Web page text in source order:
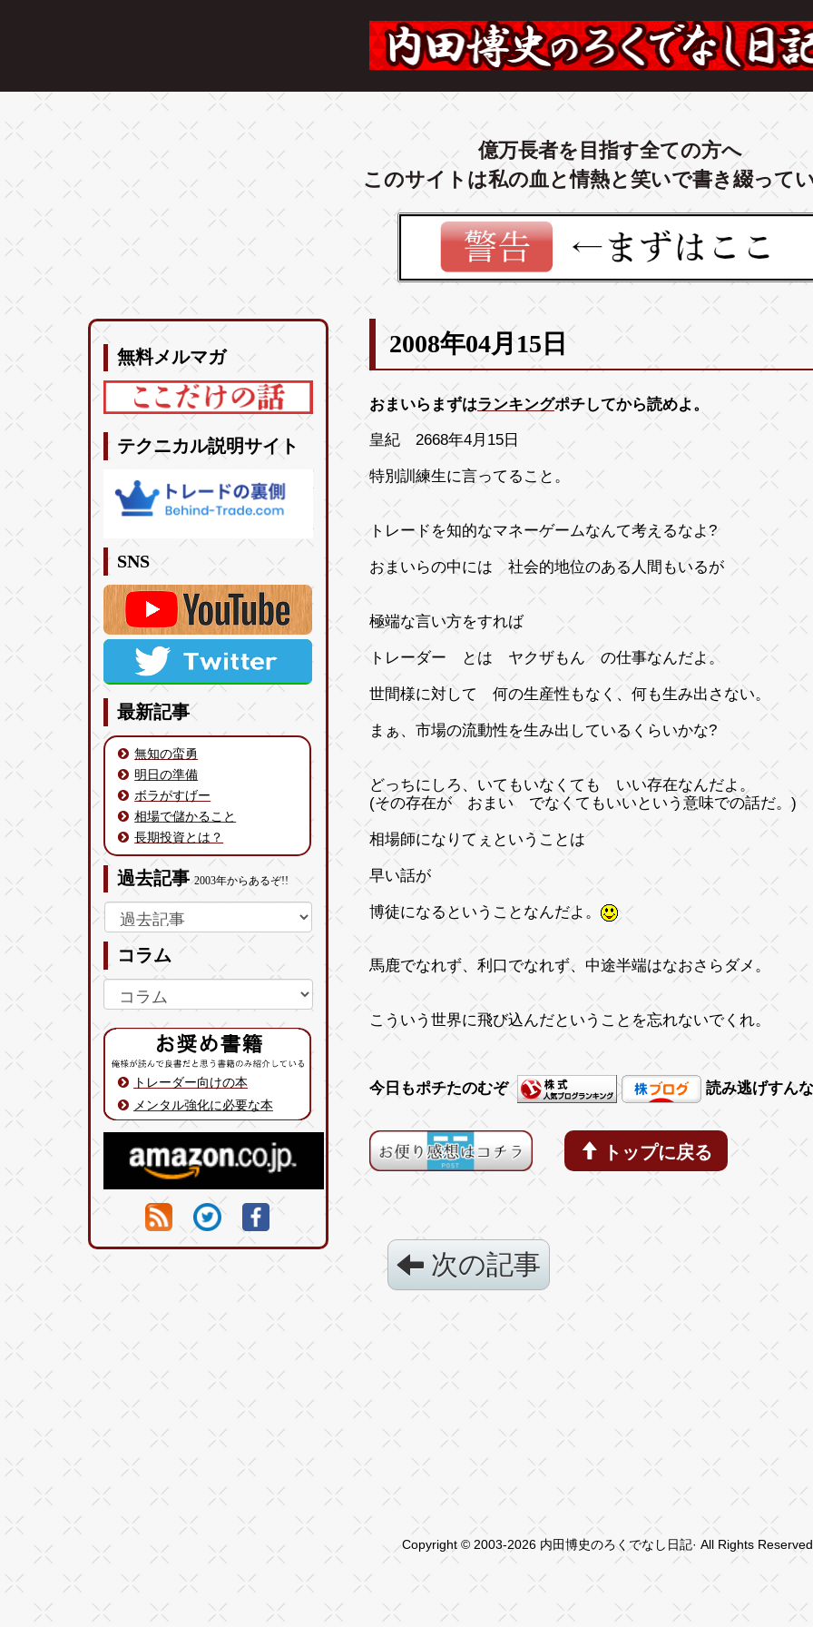
億万長者を目指す全ての方へ
このサイトは私の血と情熱と笑いで書き綴って
無料メルマガ
テクニカル説明サイト
SNS
最新記事
無知の蛮勇
明日の準備
ボラがすげー
相場で儲かること
長期投資とは？
過去記事2003年からあるぞ!!
コラム
トレーダー向けの本
メンタル強化に必要な本
2008年04月15日
おまいらまずはランキングポチしてから読めよ。
皇紀 2668年4月15日
特別訓練生に言ってること。
トレードを知的なマネーゲームなんて考えるなよ?
おまいらの中には 社会的地位のある人間もいるが
極端な言い方をすれば
トレーダー とは ヤクザもん の仕事なんだよ。
世間様に対して 何の生産性もなく、何も生み出さない。
まぁ、市場の流動性を生み出しているくらいかな?
どっちにしろ、いてもいなくても いい存在なんだよ。
(その存在が おまい でなくてもいいという意味での話だ。)
相場師になりてぇということは
早い話が
博徒になるということなんだよ。
馬鹿でなれず、利口でなれず、中途半端はなおさらダメ。
こういう世界に飛び込んだということを忘れないでくれ。
今日もポチたのむぞ 読み逃げすん
トップに戻る
次の記事
Copyright © 2003-2026 内田博史のろくでなし日記· All Rights